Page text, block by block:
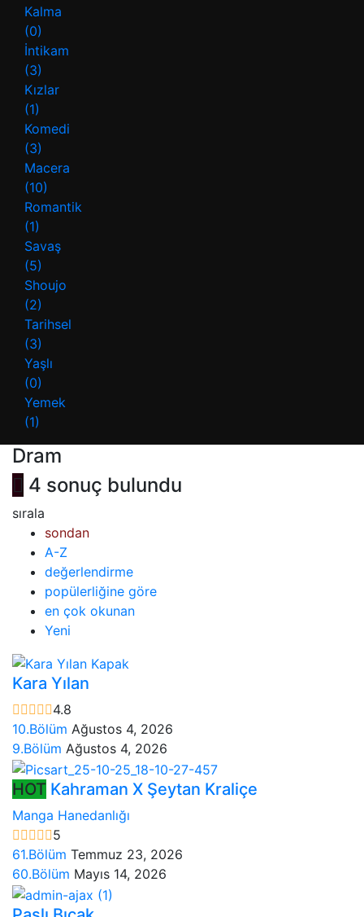
Kalma
(0)
İntikam
(3)
Kızlar
(1)
Komedi
(3)
Macera
(10)
Romantik
(1)
Savaş
(5)
Shoujo
(2)
Tarihsel
(3)
Yaşlı
(0)
Yemek
(1)
Dram
4 sonuç bulundu
sırala
sondan
A-Z
değerlendirme
popülerliğine göre
en çok okunan
Yeni
Kara Yılan
4.8
10.Bölüm Ağustos 4, 2026
9.Bölüm Ağustos 4, 2026
HOT Kahraman X Şeytan Kraliçe
Manga Hanedanlığı
5
61.Bölüm Temmuz 23, 2026
60.Bölüm Mayıs 14, 2026